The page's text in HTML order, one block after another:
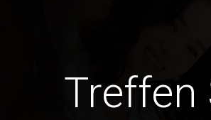
Treffen